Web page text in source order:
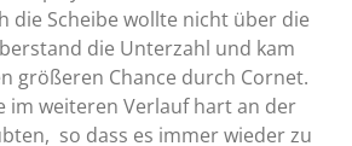
die Scheibe wollte nicht über die
die Unterzahl und kam
größeren Chance durch Cornet.
im weiteren Verlauf hart an der
so dass es immer wieder zu